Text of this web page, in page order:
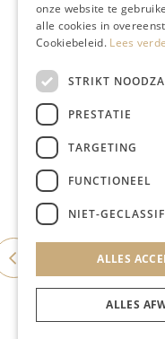
onze website te
alle cookies in
Cookiebeleid. Lees
STRIKT
PRESTATIE
TARGETING
FUNCTIONEEL
NIET-
ALLES
ALLES